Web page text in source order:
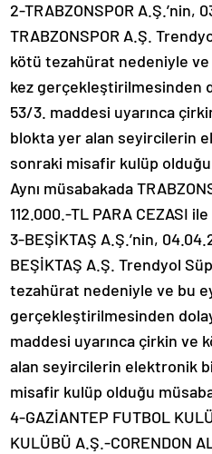
2-TRABZONSPOR A.Ş.’nin,
TRABZONSPOR A.Ş.
kötü tezahürat nedeniyle ve
kez gerçekleştirilmesinden
53/3. maddesi uyarınca
blokta yer alan seyircilerin
sonraki misafir kulüp
Aynı müsabakada
112.000.-TL PARA CEZASI
3-BEŞİKTAŞ A.Ş.’nin,
BEŞİKTAŞ A.Ş. Trendyol
tezahürat nedeniyle ve bu
gerçekleştirilmesinden
maddesi uyarınca çirkin ve
alan seyircilerin elektronik
misafir kulüp olduğu
4-GAZİANTEP FUTBOL
KULÜBÜ A.Ş.-CORENDON